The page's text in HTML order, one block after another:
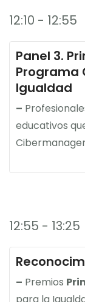
12:10 - 12:55
Panel 3.
Programa
Igualdad
–
educativos
12:55 - 13:25
– Premios